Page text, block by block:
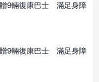
9輛復康巴士 滿足身障
9輛復康巴士 滿足身障